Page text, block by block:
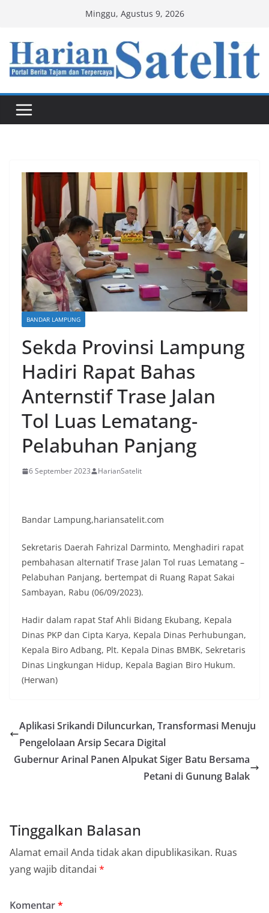
content
Minggu, Agustus 9, 2026
BANDAR LAMPUNG
Sekda Provinsi Lampung
Hadiri Rapat Bahas
Anternstif Trase Jalan
Tol Luas Lematang-
Pelabuhan Panjang
6 September 2023 HarianSatelit
Bandar Lampung,hariansatelit.com
Sekretaris Daerah Fahrizal Darminto, Menghadiri rapat
pembahasan alternatif Trase Jalan Tol ruas Lematang –
Pelabuhan Panjang, bertempat di Ruang Rapat Sakai
Sambayan, Rabu (06/09/2023).
Hadir dalam rapat Staf Ahli Bidang Ekubang, Kepala
Dinas PKP dan Cipta Karya, Kepala Dinas Perhubungan,
Kepala Biro Adbang, Plt. Kepala Dinas BMBK, Sekretaris
Dinas Lingkungan Hidup, Kepala Bagian Biro Hukum.
(Herwan)
Aplikasi Srikandi Diluncurkan, Transformasi Menuju
Pengelolaan Arsip Secara Digital
Gubernur Arinal Panen Alpukat Siger Batu Bersama
Petani di Gunung Balak
Tinggalkan Balasan
Alamat email Anda tidak akan dipublikasikan. Ruas
yang wajib ditandai *
Komentar*